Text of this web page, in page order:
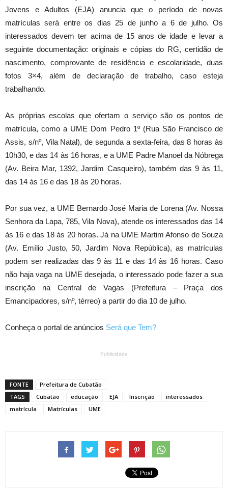
Jovens e Adultos (EJA) anuncia que o período de novas
matrículas será entre os dias 25 de junho a 6 de julho. Os
interessados devem ter acima de 15 anos de idade e levar a
seguinte documentação: originais e cópias do RG, certidão de
nascimento, comprovante de residência e escolaridade, duas
fotos 3×4, além de declaração de trabalho, caso esteja
trabalhando.
As próprias escolas que ofertam o serviço são os pontos de
matrícula, como a UME Dom Pedro 1º (Rua São Francisco de
Assis, s/nº, Vila Natal), de segunda a sexta-feira, das 8 horas às
10h30, e das 14 às 16 horas, e a UME Padre Manoel da Nóbrega
(Av. Beira Mar, 1392, Jardim Casqueiro), também das 9 às 11,
das 14 às 16 e das 18 às 20 horas.
Por sua vez, a UME Bernardo José Maria de Lorena (Av. Nossa
Senhora da Lapa, 785, Vila Nova), atende os interessados das 14
às 16 e das 18 às 20 horas. Já na UME Martim Afonso de Souza
(Av. Emílio Justo, 50, Jardim Nova República), as matrículas
podem ser realizadas das 9 às 11 e das 14 às 16 horas. Caso
não haja vaga na UME desejada, o interessado pode fazer a sua
inscrição na Central de Vagas (Prefeitura – Praça dos
Emancipadores, s/nº, térreo) a partir do dia 10 de julho.
Conheça o portal de anúncios Será que Tem?
Publicidade
FONTE
Prefeitura de Cubatão
TAGS
Cubatão educação EJA Inscrição
interessados
matrícula
Matrículas UME